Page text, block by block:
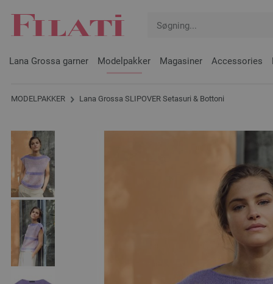
Lana Grossa garner Modelpakker Magasiner Accessories
MODELPAKKER Lana Grossa SLIPOVER Setasuri & Bottoni